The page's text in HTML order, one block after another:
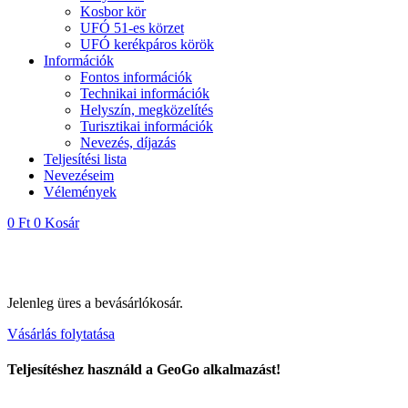
Kosbor kör
UFÓ 51-es körzet
UFÓ kerékpáros körök
Információk
Fontos információk
Technikai információk
Helyszín, megközelítés
Turisztikai információk
Nevezés, díjazás
Teljesítési lista
Nevezéseim
Vélemények
0 Ft 0 Kosár
Jelenleg üres a bevásárlókosár.
Vásárlás folytatása
Teljesítéshez használd a GeoGo alkalmazást!